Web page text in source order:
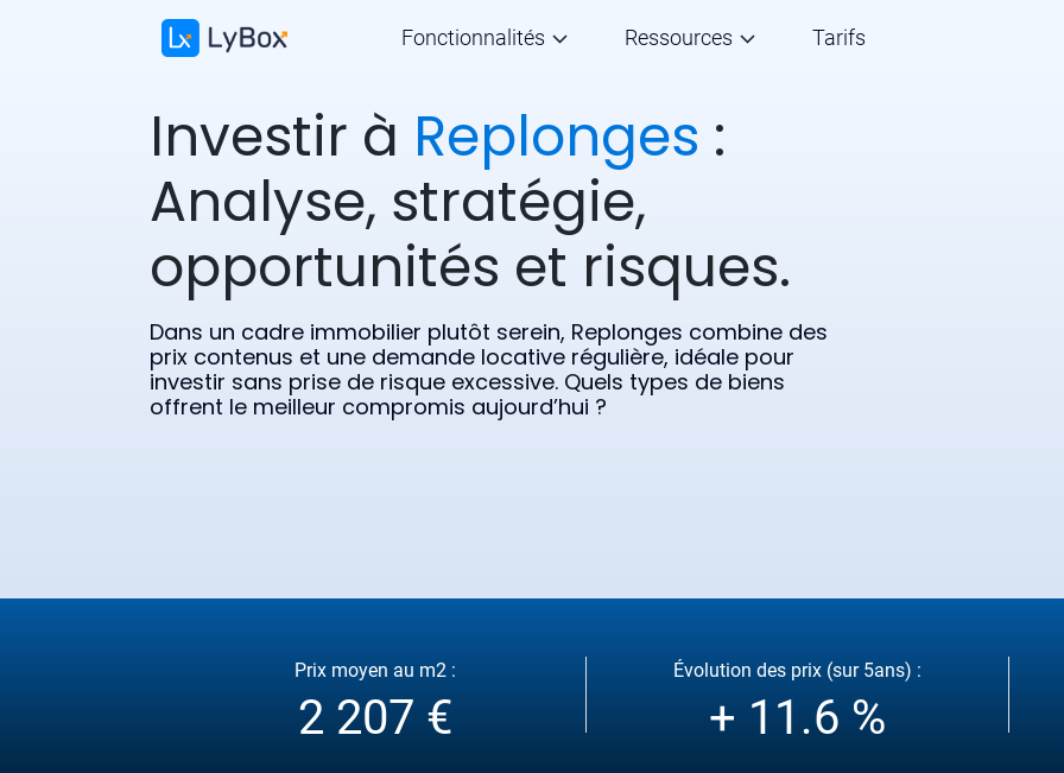
Fonctionnalités Ressources Tarifs
Investir à Replonges :
Analyse, stratégie,
opportunités et risques.
Dans un cadre immobilier plutôt serein, Replonges combine des
prix contenus et une demande locative régulière, idéale pour
investir sans prise de risque excessive. Quels types de biens
offrent le meilleur compromis aujourd’hui ?
Prix moyen au m2 :
2 207 €
Évolution des prix (sur 5ans) :
+ 11.6 %